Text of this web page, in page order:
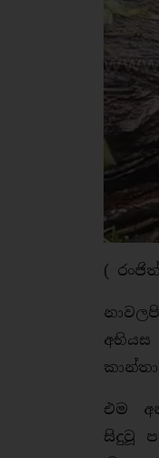
(
අභියස
එම
සිදුවූ